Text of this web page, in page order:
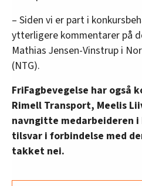
– Siden vi er part i
ytterligere kommentarer på
Mathias Jensen-Vinstrup i
(NTG).
FriFagbevegelse har også
Rimell Transport, Meelis
navngitte medarbeideren i
tilsvar i forbindelse med
takket nei.